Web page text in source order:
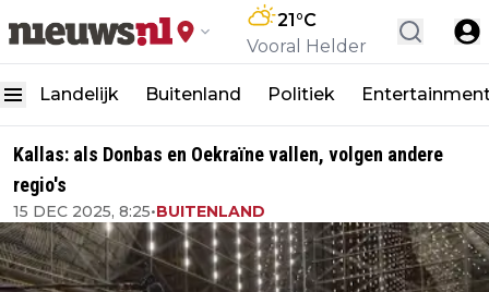
21°C
Vooral Helder
Landelijk Buitenland Politiek
Kallas: als Donbas en Oekraïne vallen, volgen andere
regio's
15 DEC 2025, 8:25•BUITENLAND